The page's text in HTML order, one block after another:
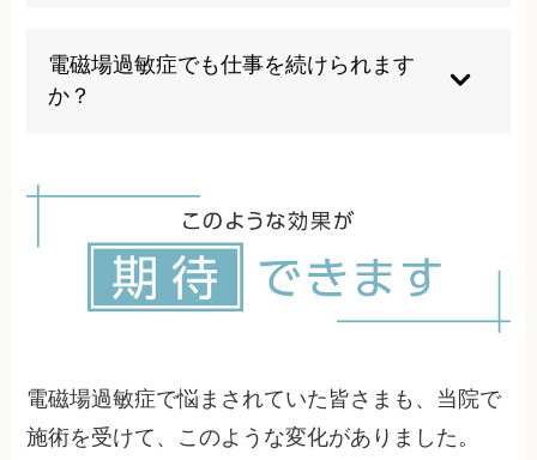
環境の改善などが効果的とされています。個人差
があるため、総合的なアプローチが重要です。
電磁場過敏症でも仕事を続けられます
か？
続けることができています。職場環境の改善や働
き方の見直しも含めて総合的にサポートいたしま
す。
電磁場過敏症で悩まされていた皆さまも、当院で
施術を受けて、このような変化がありました。